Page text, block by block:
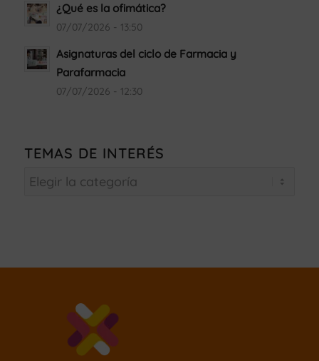
¿Qué es la ofimática?
07/07/2026 - 13:50
Asignaturas del ciclo de Farmacia y
Parafarmacia
07/07/2026 - 12:30
TEMAS DE INTERÉS